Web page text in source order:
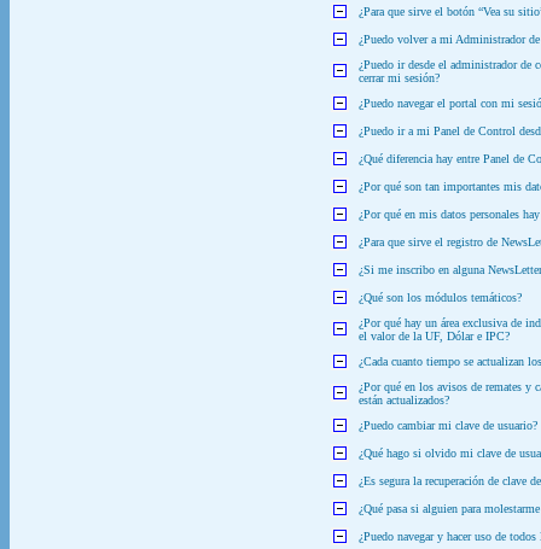
¿Para que sirve el botón “Vea su
¿Puedo volver a mi Administrador
¿Puedo ir desde el administrador de
cerrar mi sesión?
¿Puedo navegar el portal con mi
¿Puedo ir a mi Panel de Control
¿Qué diferencia hay entre Panel de
¿Por qué son tan importantes mis
¿Por qué en mis datos personales
¿Para que sirve el registro de
¿Si me inscribo en alguna
¿Qué son los módulos temáticos?
¿Por qué hay un área exclusiva de
el valor de la UF, Dólar e IPC?
¿Cada cuanto tiempo se actualizan
¿Por qué en los avisos de remates y
están actualizados?
¿Puedo cambiar mi clave de usuario?
¿Qué hago si olvido mi clave de
¿Es segura la recuperación de clave
¿Qué pasa si alguien para
¿Puedo navegar y hacer uso de